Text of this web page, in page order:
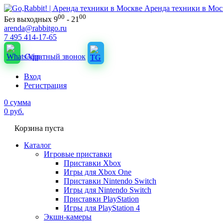
Аренда техники в
Без выходных 900 - 21 00
arenda@rabbitgo.ru
7 495 414-17-65
Обратный звонок
Вход
Регистрация
0 сумма
0 руб.
Корзина пуста
Каталог
Игровые приставки
Приставки Xbox
Игры для Xbox One
Приставки Nintendo Switch
Игры для Nintendo Switch
Приставки PlayStation
Игры для PlayStation 4
Экшн-камеры